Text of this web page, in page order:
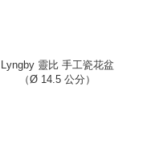
Lyngby 靈比 手工瓷花盆
（Ø 14.5 公分）